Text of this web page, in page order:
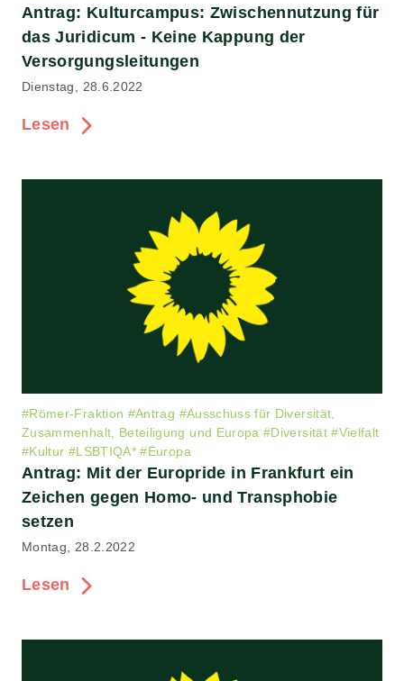
Antrag: Kulturcampus: Zwischennutzung für
das Juridicum - Keine Kappung der
Versorgungsleitungen
Dienstag, 28.6.2022
Lesen
#Römer-Fraktion #Antrag #Ausschuss für Diversität,
Zusammenhalt, Beteiligung und Europa #Diversität #Vielfalt
#Kultur #LSBTIQA* #Europa
Antrag: Mit der Europride in Frankfurt ein
Zeichen gegen Homo- und Transphobie
setzen
Montag, 28.2.2022
Lesen